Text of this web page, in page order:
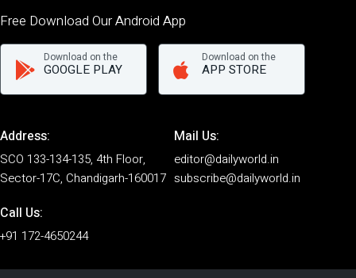
Free Download Our Android App
Download on the
GOOGLE PLAY
Download on the
APP STORE
Address:
SCO 133-134-135, 4th Floor,
Sector-17C, Chandigarh-160017
Mail Us:
editor@dailyworld.in
subscribe@dailyworld.in
Call Us:
+91 172-4650244